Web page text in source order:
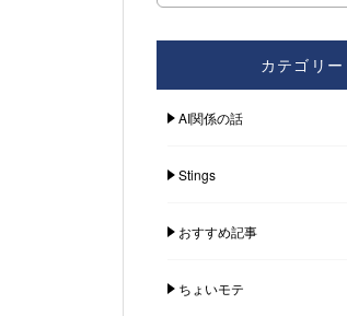
カテゴリー
AI関係の話
Stings
おすすめ記事
ちょいモテ